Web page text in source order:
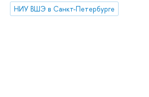
НИУ ВШЭ в Санкт-Петербурге